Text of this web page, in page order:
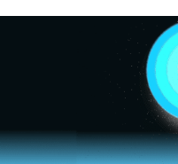
R AGOSTO 8, 2026